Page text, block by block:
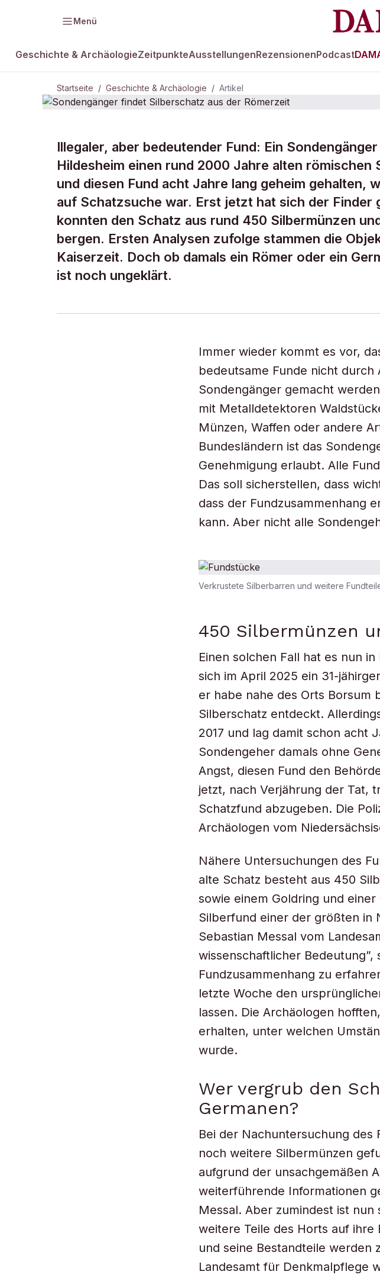
Menü
Geschichte & ArchäologieZeitpunkteAusstellungenRezensionenPodcast
Startseite / Geschichte & Archäologie / Artikel
GESCHICHTE & ARCHÄOLOGIE
Sondengänger
aus der Römerzeit
Illegaler, aber bedeutender Fund: Ein
Hildesheim einen rund 2000 Jahre alten römischen
und diesen Fund acht Jahre lang geheim gehalten,
auf Schatzsuche war. Erst jetzt hat sich der Finder
konnten den Schatz aus rund 450 Silbermünzen
bergen. Ersten Analysen zufolge stammen die
Kaiserzeit. Doch ob damals ein Römer oder ein
ist noch ungeklärt.
Immer wieder kommt es vor,
bedeutsame Funde nicht
Sondengänger gemacht
mit Metalldetektoren
Münzen, Waffen oder andere
Bundesländern ist das
Genehmigung erlaubt. Alle
Das soll sicherstellen, dass
dass der Fundzusammenhang
kann. Aber nicht alle
Verkrustete Silberbarren und weitere
450 Silbermünzen
Einen solchen Fall hat es nun
sich im April 2025 ein 31-
er habe nahe des Orts Borsum
Silberschatz entdeckt.
2017 und lag damit schon acht
Sondengeher damals ohne
Angst, diesen Fund den
jetzt, nach Verjährung der Tat,
Schatzfund abzugeben. Die
Archäologen vom
Nähere Untersuchungen des
alte Schatz besteht aus 450
sowie einem Goldring und
Silberfund einer der größten in
Sebastian Messal vom
wissenschaftlicher
Fundzusammenhang zu
letzte Woche den
lassen. Die Archäologen
erhalten, unter welchen
wurde.
Wer vergrub den
Germanen?
Bei der Nachuntersuchung des
noch weitere Silbermünzen
aufgrund der unsachgemäßen
weiterführende Informationen
Messal. Aber zumindest ist
weitere Teile des Horts auf
und seine Bestandteile werden
Landesamt für Denkmalpflege